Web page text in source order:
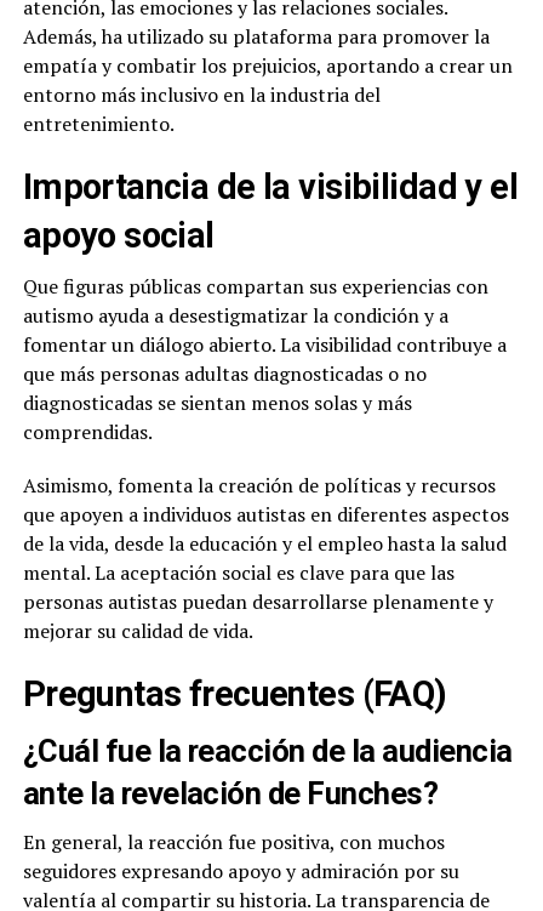
atención, las emociones y las relaciones sociales.
Además, ha utilizado su plataforma para promover la
empatía y combatir los prejuicios, aportando a crear un
entorno más inclusivo en la industria del
entretenimiento.
Importancia de la visibilidad y el
apoyo social
Que figuras públicas compartan sus experiencias con
autismo ayuda a desestigmatizar la condición y a
fomentar un diálogo abierto. La visibilidad contribuye a
que más personas adultas diagnosticadas o no
diagnosticadas se sientan menos solas y más
comprendidas.
Asimismo, fomenta la creación de políticas y recursos
que apoyen a individuos autistas en diferentes aspectos
de la vida, desde la educación y el empleo hasta la salud
mental. La aceptación social es clave para que las
personas autistas puedan desarrollarse plenamente y
mejorar su calidad de vida.
Preguntas frecuentes (FAQ)
¿Cuál fue la reacción de la audiencia
ante la revelación de Funches?
En general, la reacción fue positiva, con muchos
seguidores expresando apoyo y admiración por su
valentía al compartir su historia. La transparencia de